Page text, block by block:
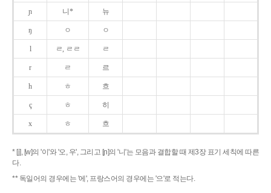
ɲ 니* 뉴
ŋ ㅇ ㅇ
l ㄹ, ㄹㄹ ㄹ
r ㄹ 르
h ㅎ 흐
ç ㅎ 히
x ㅎ 흐
* [j], [w]의 '이'와 '오, 우', 그리고 [ɲ]의 '니'는 모음과 결합할 때 제3장 표기 세칙에 따른
다.
** 독일어의 경우에는 '에', 프랑스어의 경우에는 '으'로 적는다.